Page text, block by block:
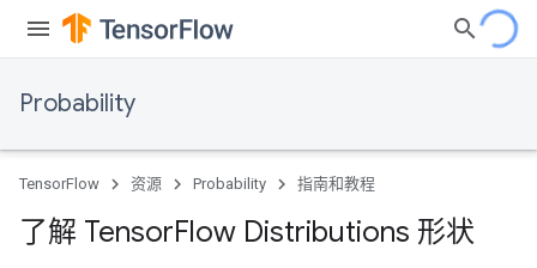
Probability
TensorFlow 资源 Probability 指南和教程
了解 TensorFlow Distributions 形状